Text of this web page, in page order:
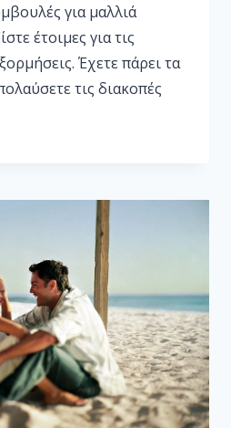
για μαλλιά
έτοιμες για τις
Έχετε πάρει τα
τις διακοπές